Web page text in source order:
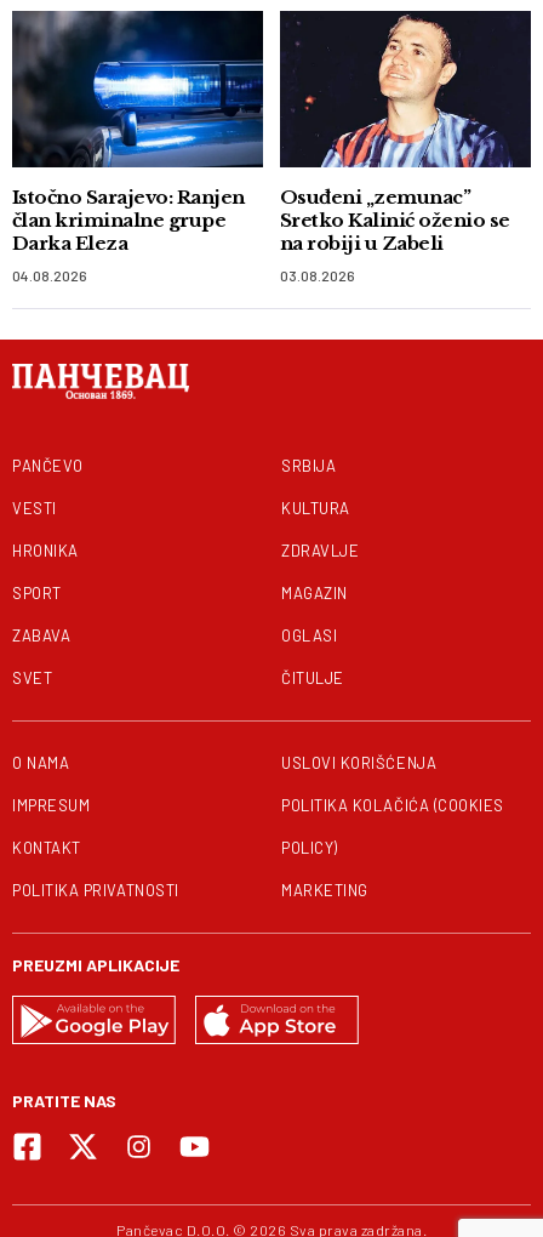
Istočno Sarajevo: Ranjen
član kriminalne grupe
Darka Eleza
04.08.2026
Osuđeni „zemunac”
Sretko Kalinić oženio se
na robiji u Zabeli
03.08.2026
PANČEVO
VESTI
HRONIKA
SPORT
ZABAVA
SVET
SRBIJA
KULTURA
ZDRAVLJE
MAGAZIN
OGLASI
ČITULJE
O NAMA
IMPRESUM
KONTAKT
POLITIKA PRIVATNOSTI
USLOVI KORIŠĆENJA
POLITIKA KOLAČIĆA (COOKIES
POLICY)
MARKETING
PREUZMI APLIKACIJE
PRATITE NAS
Pančevac D.O.O. © 2026 Sva prava zadržana.